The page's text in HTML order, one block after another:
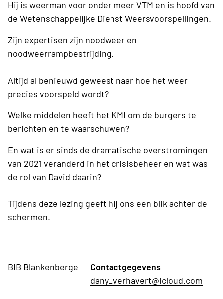
Hij is weerman voor onder meer VTM en is hoofd van
de Wetenschappelijke Dienst Weersvoorspellingen.
Zijn expertisen zijn noodweer en
noodweerrampbestrijding.
Altijd al benieuwd geweest naar hoe het weer
precies voorspeld wordt?
Welke middelen heeft het KMI om de burgers te
berichten en te waarschuwen?
En wat is er sinds de dramatische overstromingen
van 2021 veranderd in het crisisbeheer en wat was
de rol van David daarin?
Tijdens deze lezing geeft hij ons een blik achter de
schermen.
BIB Blankenberge
Contactgegevens
dany_verhavert@icloud.com